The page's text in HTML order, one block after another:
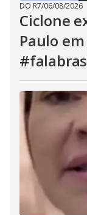
DO R7/06/08/2026
Ciclone
Paulo